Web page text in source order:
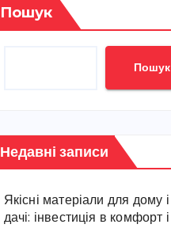
Пошук
Пошук
Недавні записи
Якісні матеріали для дому і
дачі: інвестиція в комфорт і